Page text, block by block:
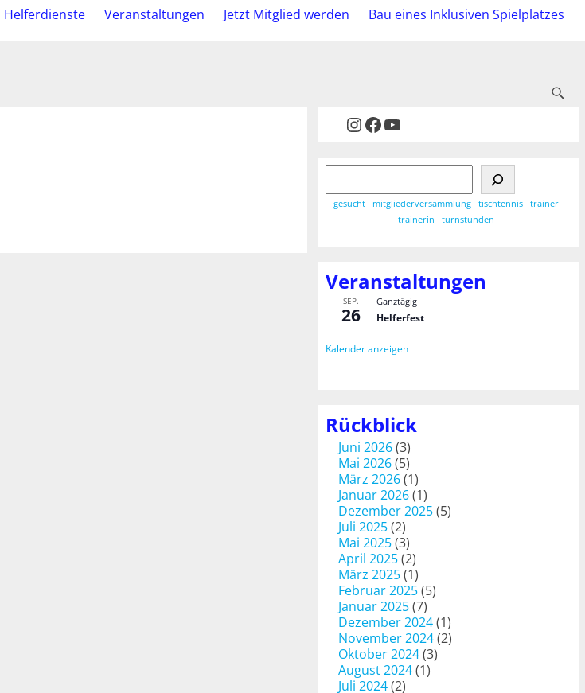
Helferdienste Veranstaltungen Jetzt Mitglied werden Bau eines Inklusiven Spielplatzes
gesucht mitgliederversammlung tischtennis
trainer
trainerin
turnstunden
Veranstaltungen
SEP.
26
Ganztägig
Helferfest
Kalender anzeigen
Rückblick
Juni 2026(3)
Mai 2026(5)
März 2026(1)
Januar 2026(1)
Dezember 2025(5)
Juli 2025(2)
Mai 2025(3)
April 2025(2)
März 2025(1)
Februar 2025(5)
Januar 2025(7)
Dezember 2024(1)
November 2024(2)
Oktober 2024(3)
August 2024(1)
Juli 2024(2)